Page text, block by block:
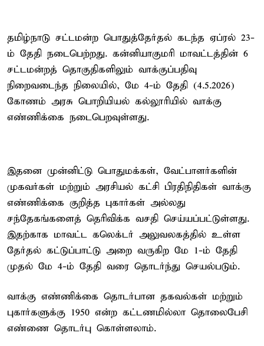
தமிழ்நாடு சட்டமன்ற பொதுத்தேர்தல் கடந்த ஏப்ரல் 23-
ம் தேதி நடைபெற்றது. கன்னியாகுமரி மாவட்டத்தின் 6
சட்டமன்றத் தொகுதிகளிலும் வாக்குப்பதிவு
நிறைவடைந்த நிலையில், மே 4-ம் தேதி (4.5.2026)
கோணம் அரசு பொறியியல் கல்லூரியில் வாக்கு
எண்ணிக்கை நடைபெறவுள்ளது.
இதனை முன்னிட்டு பொதுமக்கள், வேட்பாளர்களின்
முகவர்கள் மற்றும் அரசியல் கட்சி பிரதிநிதிகள் வாக்கு
எண்ணிக்கை குறித்த புகார்கள் அல்லது
சந்தேகங்களைத் தெரிவிக்க வசதி செய்யப்பட்டுள்ளது.
இதற்காக மாவட்ட கலெக்டர் அலுவலகத்தில் உள்ள
தேர்தல் கட்டுப்பாட்டு அறை வருகிற மே 1-ம் தேதி
முதல் மே 4-ம் தேதி வரை தொடர்ந்து செயல்படும்.
வாக்கு எண்ணிக்கை தொடர்பான தகவல்கள் மற்றும்
புகார்களுக்கு 1950 என்ற கட்டணமில்லா தொலைபேசி
எண்ணை தொடர்பு கொள்ளலாம்.